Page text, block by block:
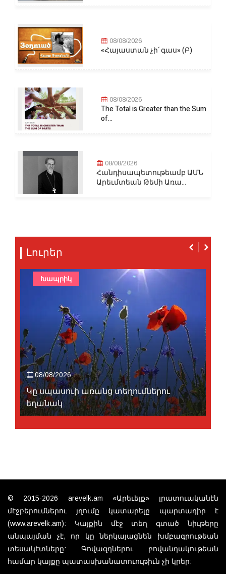
08/08/2026
«Հայաստան չի՛ գաս» (Բ)
08/08/2026
The Total is Greater than the Sum
of...
08/08/2026
Հանդիսապետութեամբ ԱՄՆ
Արեւմտեան Թեմի Առա...
Լուրեր
08/08/2026
Կը սպասուի առանց տեղումներու
եղանակ
Խապրիկ
© 2015-2026 arevelk.am «Արեւելք» լրատուականէն
մէջբերումներու յղումը կատարելը պարտադիր է
(www.arevelk.am): Կայքին մէջ տեղ գտած նիւթերը
անպայման չէ, որ կը ներկայացնեն խմբագրութեան
տեսակէտները: Գովազդներու բովանդակութեան
համար կայքը պատասխանատուութիւն չի կրեր: